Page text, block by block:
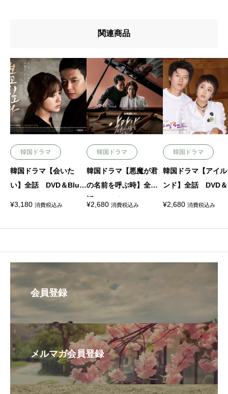
関連商品
韓国ドラマ
韓国ドラマ【会いた
い】全話 DVD＆Blu-r
¥3,180 消費税込み
韓国ドラマ
韓国ドラマ【悪魔が君
の名前を呼ぶ時】全
話 DVD＆Blu-ray
¥2,680 消費税込み
韓国ドラマ
韓国ドラマ【アイ
ンド】全話 DVD
¥2,680 消費税込み
会員登録
メルマガ会員登録